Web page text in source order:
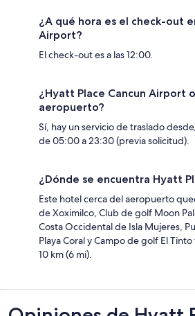
¿A qué hora es el check-out
Airport?
El check-out es a las 12:00.
¿Hyatt Place Cancun Airport
aeropuerto?
Sí, hay un servicio de traslado
de 05:00 a 23:30 (previa solicitud).
¿Dónde se encuentra Hyatt
Este hotel cerca del aeropuerto
de Xoximilco, Club de golf Moon
Costa Occidental de Isla Mujeres,
Playa Coral y Campo de golf El
10 km (6 mi).